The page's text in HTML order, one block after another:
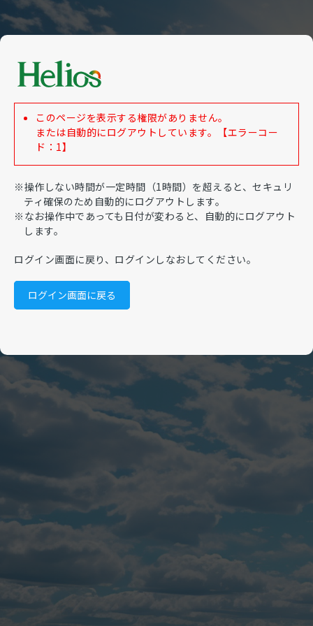
このページを表示する権限がありません。
または自動的にログアウトしています。【エラーコー
ド：1】
※操作しない時間が一定時間（1時間）を超えると、セキュリ
ティ確保のため自動的にログアウトします。
※なお操作中であっても日付が変わると、自動的にログアウト
します。
ログイン画面に戻り、ログインしなおしてください。
ログイン画面に戻る